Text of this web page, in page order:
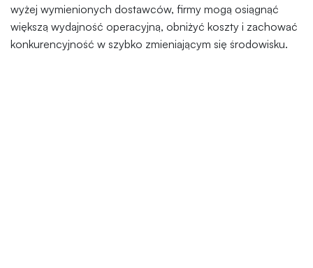
wyżej wymienionych dostawców, firmy mogą osiągnąć
większą wydajność operacyjną, obniżyć koszty i zachować
konkurencyjność w szybko zmieniającym się środowisku.